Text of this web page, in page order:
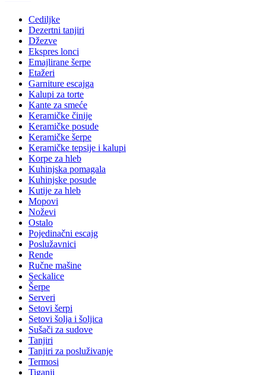
Cediljke
Dezertni tanjiri
Džezve
Ekspres lonci
Emajlirane šerpe
Etažeri
Garniture escajga
Kalupi za torte
Kante za smeće
Keramičke činije
Keramičke posude
Keramičke šerpe
Keramičke tepsije i kalupi
Korpe za hleb
Kuhinjska pomagala
Kuhinjske posude
Kutije za hleb
Mopovi
Noževi
Ostalo
Pojedinačni escajg
Poslužavnici
Rende
Ručne mašine
Seckalice
Šerpe
Serveri
Setovi šerpi
Setovi šolja i šoljica
Sušači za sudove
Tanjiri
Tanjiri za posluživanje
Termosi
Tiganji